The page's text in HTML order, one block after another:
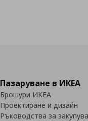
Пазаруване в ИКЕА
Брошури ИКЕА
Проектиране и дизайн
Ръководства за